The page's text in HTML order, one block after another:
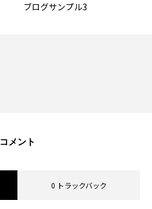
ブログサンプル3
コメント
0 トラックバック